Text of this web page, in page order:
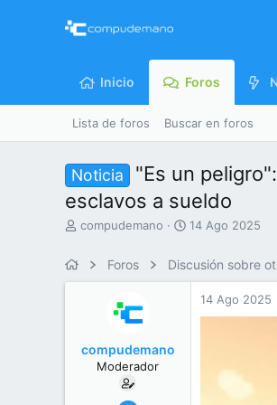
Inicio Foros
Lista de foros Buscar en foros
Noticia
"Es un
esclavos a sueldo
I
r
compudemano
F
h
14 Ago 2025
Foros Discusión sobre
compudemano
Moderador
14 Ago 2025